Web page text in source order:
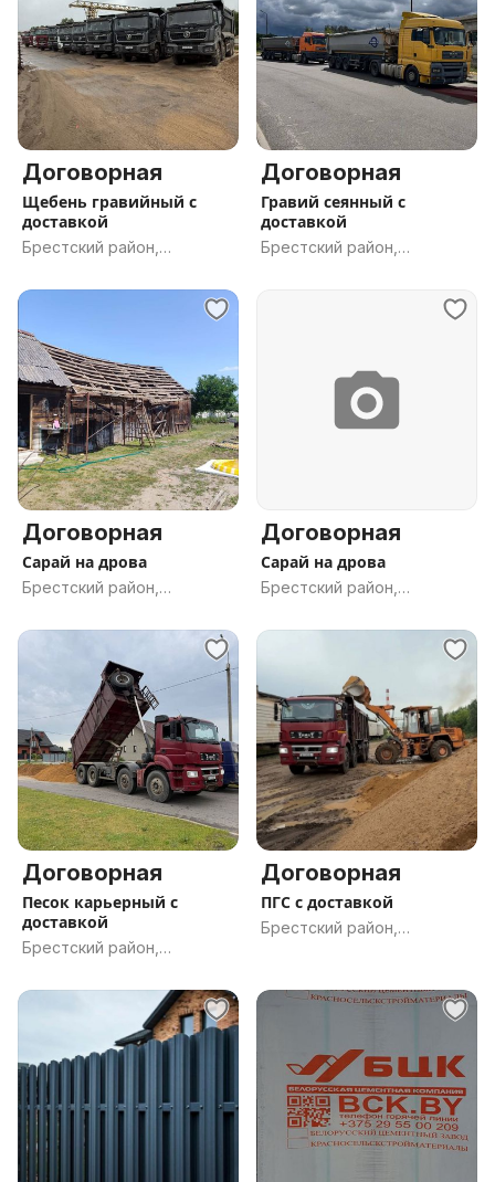
Договорная
Щебень гравийный с
доставкой
Брестский район,
Договорная
Гравий сеянный с
доставкой
Брестский район,
Договорная
Сарай на дрова
Брестский район,
Договорная
Сарай на дрова
Брестский район,
Договорная
Песок карьерный с
доставкой
Брестский район,
Договорная
ПГС с доставкой
Брестский район,